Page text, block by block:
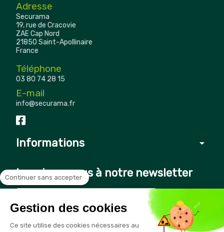
Adresse
Securama
19, rue de Cracovie
ZAE Cap Nord
21850 Saint-Apollinaire
France
Téléphone
03 80 74 28 15
E-mail
info@securama.fr
Informations arrow_drop_down
Inscrivez-vous à notre newsletter
Vous pouvez vous désinscrire à tout moment en cliquant sur le
lien présent dans nos emails
Continuer sans accepter
Gestion des cookies
Ce site utilise des cookies nécessaires au